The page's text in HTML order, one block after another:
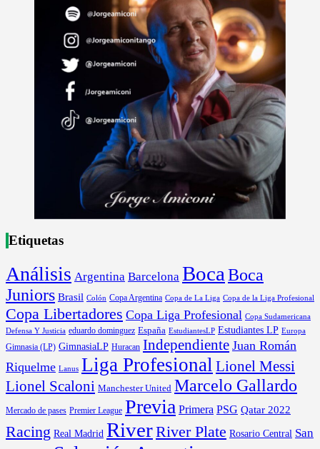
Etiquetas
Análisis Argentina Barcelona Boca Boca
Juniors Brasil Colón Copa Argentina Copa de La Liga Copa de la Liga Profesional
Copa Libertadores Copa Liga Profesional Copa Sudamericana
Defensa Y Justicia eduardo dominguez España EstudiantesLP Estudiantes LP Europa
Gimnasia (LP) GimnasiaLP Huracan Independiente Juan Román
Riquelme Lanus Liga Profesional Lionel Messi
Lionel Scaloni Manchester United Marcelo Gallardo
Mercado de pases Premier League Previa Primera PSG Qatar 2022
Racing Real Madrid RiverRiver Plate Rosario Central San